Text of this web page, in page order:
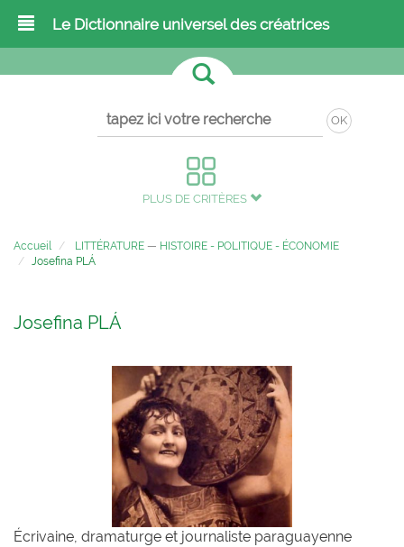
Le Dictionnaire universel des créatrices
OK
PLUS DE CRITÈRES
Accueil LITTÉRATURE — HISTOIRE - POLITIQUE - ÉCONOMIE
Josefina PLÁ
Josefina PLÁ
Écrivaine, dramaturge et journaliste paraguayenne